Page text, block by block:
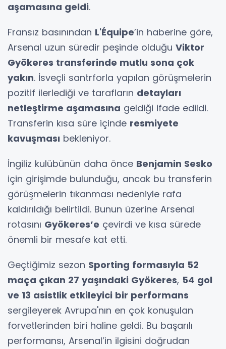
aşamasına geldi.
Fransız basınından L'Équipe’in haberine göre,
Arsenal uzun süredir peşinde olduğu Viktor
Gyökeres transferinde mutlu sona çok
yakın. İsveçli santrforla yapılan görüşmelerin
pozitif ilerlediği ve tarafların detayları
netleştirme aşamasına geldiği ifade edildi.
Transferin kısa süre içinde resmiyete
kavuşması bekleniyor.
İngiliz kulübünün daha önce Benjamin Sesko
için girişimde bulunduğu, ancak bu transferin
görüşmelerin tıkanması nedeniyle rafa
kaldırıldığı belirtildi. Bunun üzerine Arsenal
rotasını Gyökeres’e çevirdi ve kısa sürede
önemli bir mesafe kat etti.
Geçtiğimiz sezon Sporting formasıyla 52
maça çıkan 27 yaşındaki Gyökeres, 54 gol
ve 13 asistlik etkileyici bir performans
sergileyerek Avrupa'nın en çok konuşulan
forvetlerinden biri haline geldi. Bu başarılı
performansı, Arsenal’in ilgisini doğrudan